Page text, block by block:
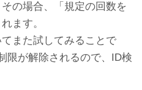
の場合、「規定の回数を
ます。
また試してみることで
限が解除されるので、ID検